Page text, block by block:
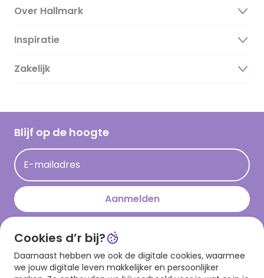
Over Hallmark
Over ons
Duurzaamheid
Hallmark Kaartclub
Acties
Persberichten
Inspiratie
Magazine
Cadeau inspiratie
Op kamp gedichten en versjes
Leuke en grappige op kamp teksten
kamppost inspiratie
Zakelijk
Blijf op de hoogte
E-mailadres
Aanmelden
Download onze app
Cookies d’r bij?
Daarnaast hebben we ook de digitale cookies, waarmee
we jouw digitale leven makkelijker en persoonlijker